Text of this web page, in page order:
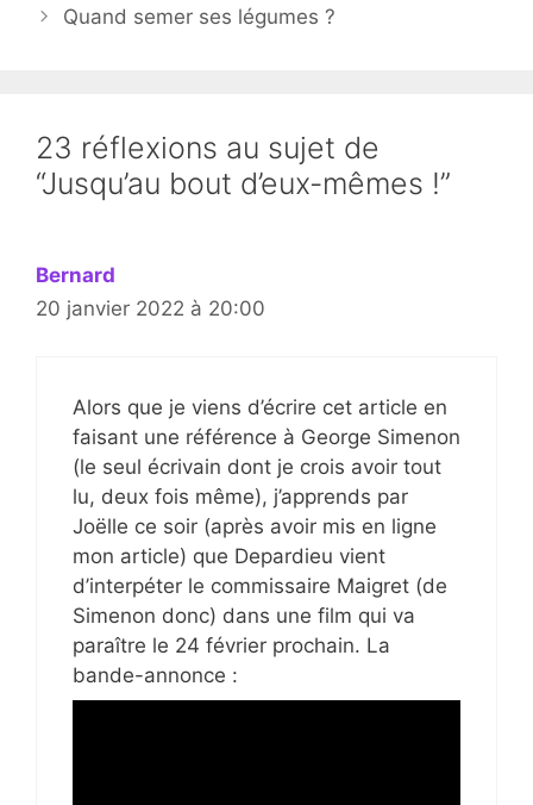
Quand semer ses légumes ?
23 réflexions au sujet de
“Jusqu’au bout d’eux-mêmes !”
Bernard
20 janvier 2022 à 20:00
Alors que je viens d’écrire cet article en
faisant une référence à George Simenon
(le seul écrivain dont je crois avoir tout
lu, deux fois même), j’apprends par
Joëlle ce soir (après avoir mis en ligne
mon article) que Depardieu vient
d’interpéter le commissaire Maigret (de
Simenon donc) dans une film qui va
paraître le 24 février prochain. La
bande-annonce :